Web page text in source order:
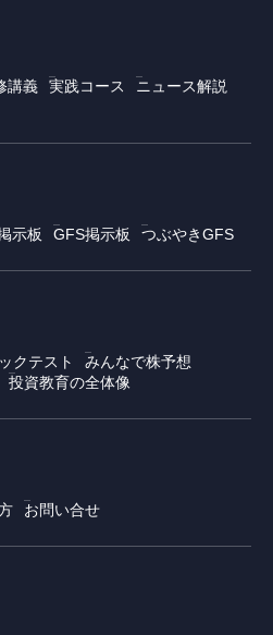
講義 実践コース
ニュース解説
示板 GFS掲示板 つぶやきGFS
クテスト
みんなで株予想
投資教育の全体像
お問い合せ